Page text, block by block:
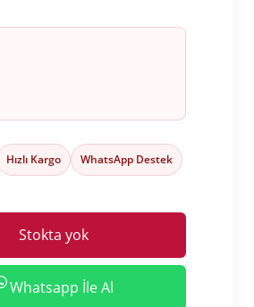
Hızlı Kargo WhatsApp Destek
Stokta yok
Whatsapp İle Al